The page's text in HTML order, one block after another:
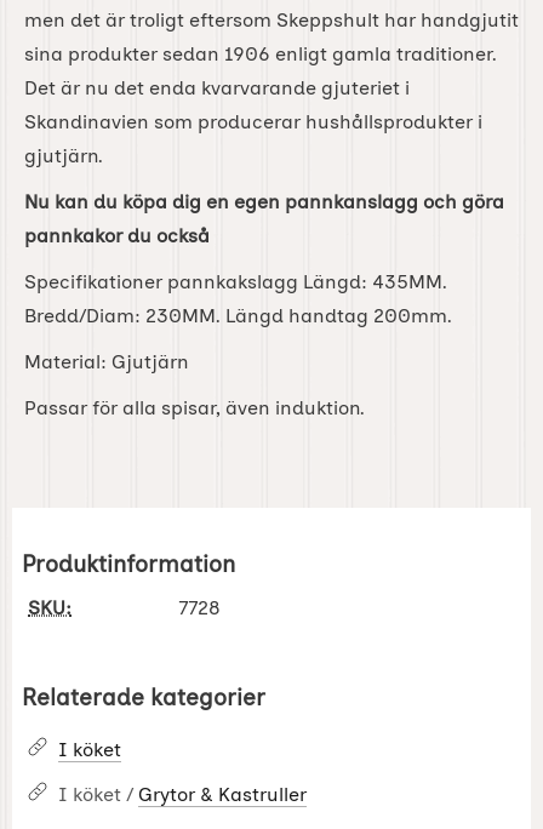
men det är troligt eftersom Skeppshult har handgjutit
sina produkter sedan 1906 enligt gamla traditioner.
Det är nu det enda kvarvarande gjuteriet i
Skandinavien som producerar hushållsprodukter i
gjutjärn.
Nu kan du köpa dig en egen pannkanslagg och göra
pannkakor du också
Specifikationer pannkakslagg Längd: 435MM.
Bredd/Diam: 230MM. Längd handtag 200mm.
Material: Gjutjärn
Passar för alla spisar, även induktion.
Produktinformation
SKU: 7728
Relaterade kategorier
I köket
I köket / Grytor & Kastruller